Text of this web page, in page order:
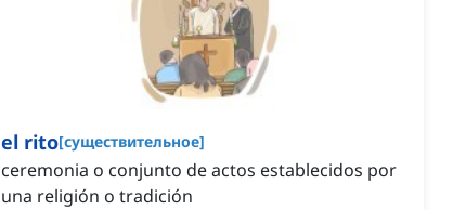
el rito[существительное]
ceremonia o conjunto de actos establecidos por
una religión o tradición